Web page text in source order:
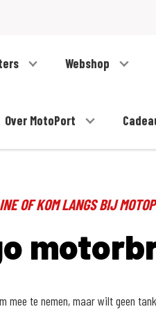
Webshop
Over MotoPort
OF KOM LANGS BIJ
mee te nemen, maar wilt geen